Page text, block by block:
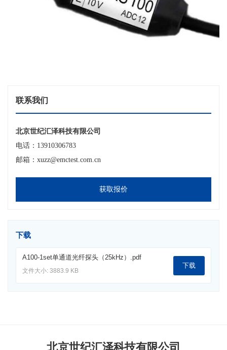
联系我们
北京世纪汇泽科技有限公司
电话：13910306783
邮箱：xuzz@emctest.com.cn
获取报价
下载
A100-1set单通道光纤探头（25kHz）.pdf
文件大小: 3883.9 KB
下载
北京世纪汇泽科技有限公司